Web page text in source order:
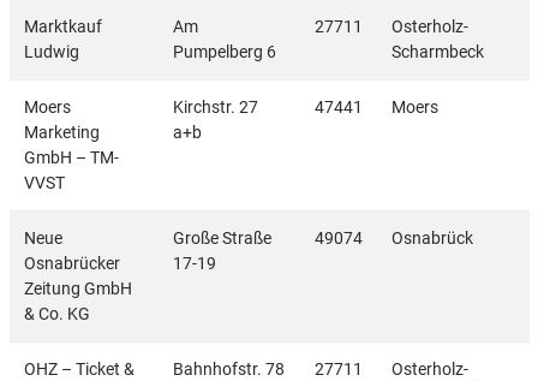
Marktkauf
Ludwig
Am
Pumpelberg 6
27711
Osterholz-
Scharmbeck
Moers
Marketing
GmbH – TM-
VVST
Kirchstr. 27
a+b
47441 Moers
Neue
Osnabrücker
Zeitung GmbH
& Co. KG
Große Straße
17-19
49074 Osnabrück
OHZ – Ticket &
Bahnhofstr. 78 27711
Osterholz-